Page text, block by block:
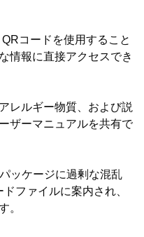
コードを使用すること
情報に直接アクセスでき
レルギー物質、および説
ザーマニュアルを共有で
ッケージに過剰な混乱
ファイルに案内され、
。